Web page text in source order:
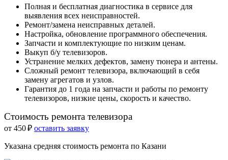
Полная и бесплатная диагностика в сервисе для
выявления всех неисправностей.
Ремонт/замена неисправных деталей.
Настройка, обновление программного обеспечения.
Запчасти и комплектующие по низким ценам.
Выкуп б/у телевизоров.
Устранение мелких дефектов, замену тюнера и антены.
Сложный ремонт телевизора, включающий в себя
замену агрегатов и узлов.
Гарантия до 1 года на запчасти и работы по ремонту
телевизоров, низкие цены, скорость и качество.
Стоимость ремонта телевизора
от 450 ₽ оставить заявку
Указана средняя стоимость ремонта по Казани